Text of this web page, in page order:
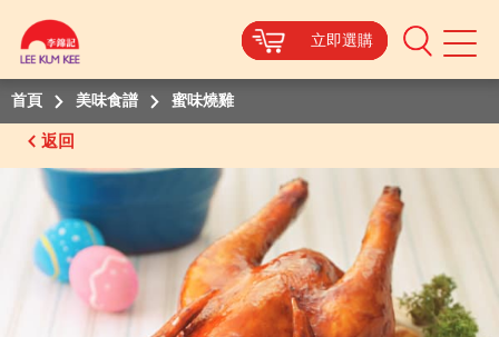
立即選購
Mobile
立即選購
立即選購
立即選購
首頁 美味食譜 蜜味燒雞
返回